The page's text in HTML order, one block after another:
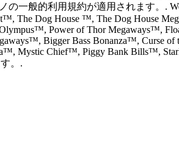
一般的利用規約が適用されます。.
The Dog House ™, The Dog House
Power of Thor Megaways™,
Bigger Bass Bonanza™, Curse of
Mystic Chief™, Piggy Bank Bills™,
。.